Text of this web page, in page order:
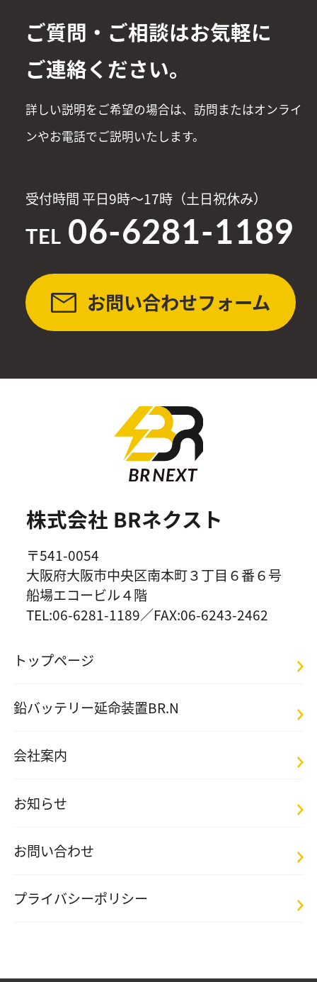
ご質問・ご相談はお気軽に
ご連絡ください。
詳しい説明をご希望の場合は、訪問またはオンライ
ンやお電話でご説明いたします。
受付時間 平日9時〜17時（土日祝休み）
06-6281-1189
お問い合わせフォーム
株式会社 BRネクスト
〒541-0054
大阪府大阪市中央区南本町３丁目６番６号
船場エコービル４階
TEL:06-6281-1189／FAX:06-6243-2462
トップページ
鉛バッテリー延命装置BR.N
会社案内
お知らせ
お問い合わせ
プライバシーポリシー